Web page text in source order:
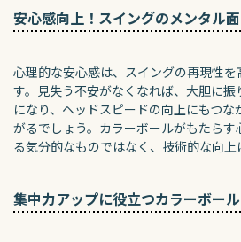
安心感向上！スイングのメンタル
心理的な安心感は、スイングの再現性
す。見失う不安がなくなれば、大胆に振
になり、ヘッドスピードの向上にもつ
がるでしょう。カラーボールがもたら
る気分的なものではなく、技術的な向上
集中力アップに役立つカラーボー